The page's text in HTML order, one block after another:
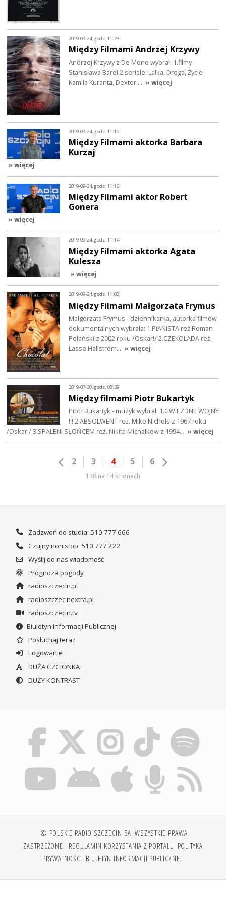
2019-09-24, godz. 11:23
Między Filmami Andrzej Krzywy
Andrzej Krzywy z De Mono wybrał: 1.filmy
Stanisława Barei 2.seriale: Lalka, Droga, Życie
Kamila Kuranta, Dexter.... » więcej
2019-09-24, godz. 11:19
Między Filmami aktorka Barbara
Kurzaj
» więcej
2019-09-24, godz. 11:16
Między Filmami aktor Robert
Gonera
» więcej
2019-09-24, godz. 11:14
Między Filmami aktorka Agata
Kulesza
» więcej
2019-09-24, godz. 11:03
Między Filmami Małgorzata Frymus
Małgorzata Frymus - dziennikarka, autorka filmów
dokumentalnych wybrała: 1.PIANISTA reż.Roman
Polański z 2002 roku /Oskar!/ 2.CZEKOLADA reż.
Lasse Hallström… » więcej
2019-07-30, godz. 08:39
Między filmami Piotr Bukartyk
Piotr Bukartyk - muzyk wybrał: 1.GWIEZDNE WOJNY
!!! 2.ABSOLWENT reż. Mike Nichols z 1967 roku
/Oskar!/ 3.SPALENI SŁOŃCEM reż. Nikita Michałkow z 1994… » więcej
2 3 4 5 6
138 na 14 stronach
Zadzwoń do studia: 510 777 666
Czujny non stop: 510 777 222
Wyślij do nas wiadomość
Prognoza pogody
radioszczecin.pl
radioszczecinextra.pl
radioszczecin.tv
Biuletyn Informacji Publicznej
Posłuchaj teraz
Logowanie
DUŻA CZCIONKA
DUŻY KONTRAST
© POLSKIE RADIO SZCZECIN SA. WSZYSTKIE PRAWA
ZASTRZEŻONE. REGULAMIN KORZYSTANIA Z PORTALU POLITYKA
PRYWATNOŚCI BIULETYN INFORMACJI PUBLICZNEJ